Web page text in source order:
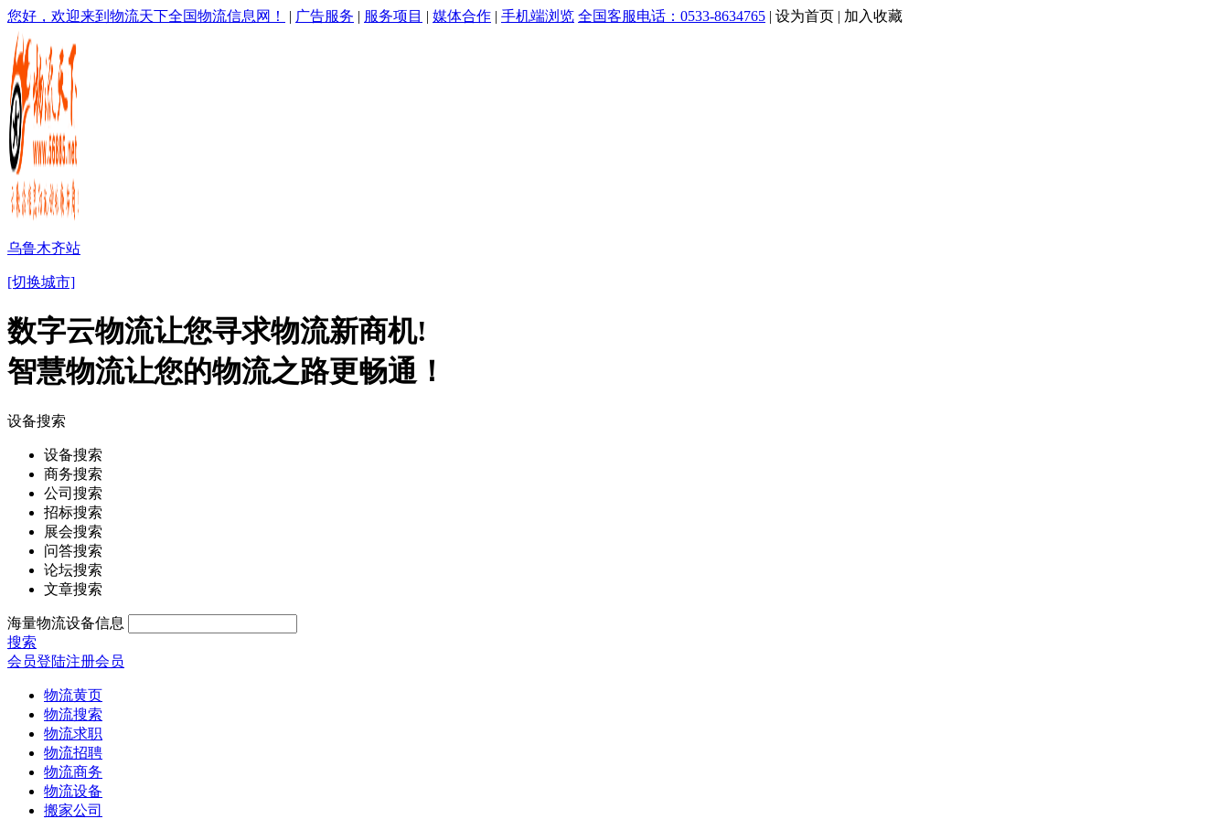
您好，欢迎来到物流天下全国物流信息网！ | 广告服务 | 服务项目 | 媒体合作 | 手机端浏览 全国客服电话：0533-8634765 | 设为首页 | 加入收藏
乌鲁木齐站
[切换城市]
数字云物流让您寻求物流新商机!
智慧物流让您的物流之路更畅通！
设备搜索
设备搜索
商务搜索
公司搜索
招标搜索
展会搜索
问答搜索
论坛搜索
文章搜索
海量物流设备信息
搜索
会员登陆注册会员
物流黄页
物流搜索
物流求职
物流招聘
物流商务
物流设备
搬家公司